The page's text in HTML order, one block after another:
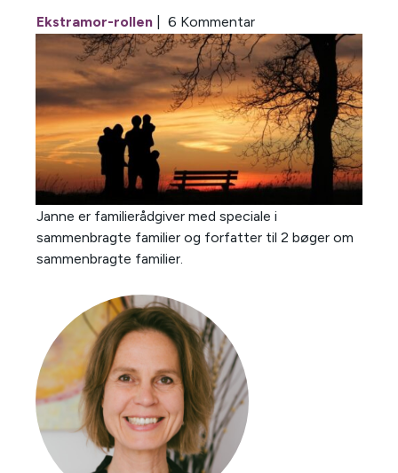
Ekstramor-rollen 6 Kommentar
Janne er familierådgiver med speciale i
sammenbragte familier og forfatter til 2 bøger om
sammenbragte familier.